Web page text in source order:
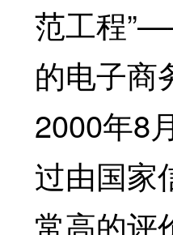
范工程
的电子商
2000年8
过由国家
常高的评